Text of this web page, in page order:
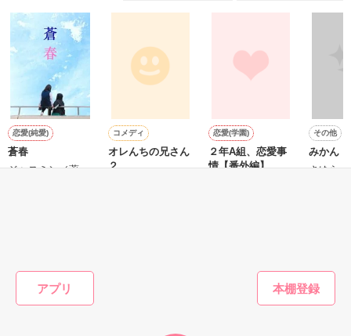
アプリ
『すきじゃなくてもいい』
そんなこと思えるほど
すきになったのははじめてだった
－－－－－－－－－－－
不器用なオトナの
初めての本気の恋
－－－－－－－－－－－
雨の音
ピアノの音
センセイの、音。
恋愛(純愛)
蒼春
ジャスミン／著
コメディ
オレんちの兄さん
２
恋愛(学園)
２年A組、恋愛事
情【番外編】
その他
みかん
さゆら☆
かんたん検索の条件を変える